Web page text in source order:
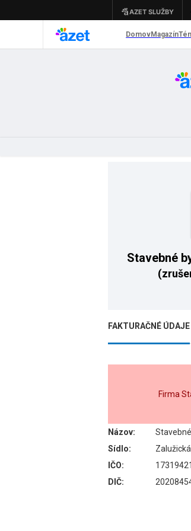
Stavebné
FAKTURAČNÉ ÚDAJE
Firma
Názov:
Sídlo:
IČO:
17319421
DIČ: